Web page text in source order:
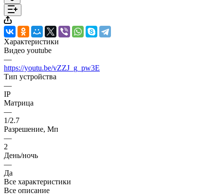
Характеристики
Видео youtube
—
https://youtu.be/vZZJ_g_pw3E
Тип устройства
—
IP
Матрица
—
1/2.7
Разрешение, Мп
—
2
День/ночь
—
Да
Все характеристики
Все описание